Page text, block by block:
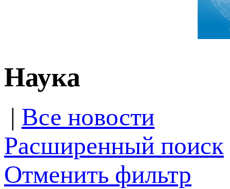
Наука
| Все новости
Расширенный поиск
Отменить фильтр